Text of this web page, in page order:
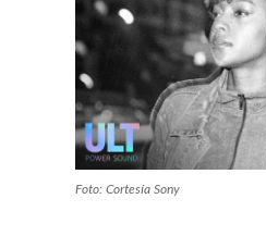
Foto: Cortesía Sony